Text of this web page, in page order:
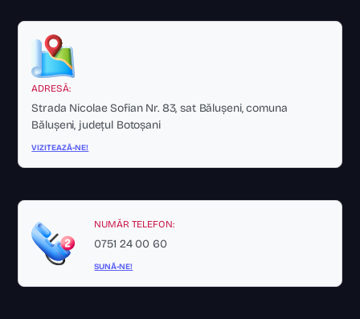
ADRESĂ:
Strada Nicolae Sofian Nr. 83, sat Bălușeni, comuna
Bălușeni, județul Botoșani
VIZITEAZĂ-NE!
NUMĂR TELEFON:
0751 24 00 60
SUNĂ-NE!